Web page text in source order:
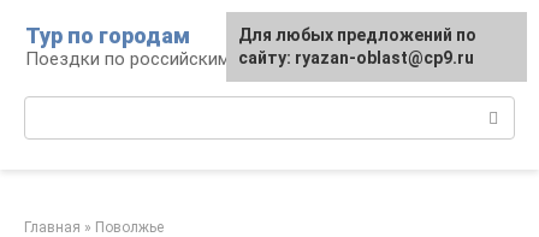
контенту
Тур по городам
Поездки по российским городам
Главная » Поволжье
Для любых предложений по
сайту: ryazan-oblast@cp9.ru